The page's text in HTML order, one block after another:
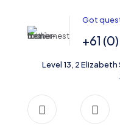
Got
+61
Level 13, 2